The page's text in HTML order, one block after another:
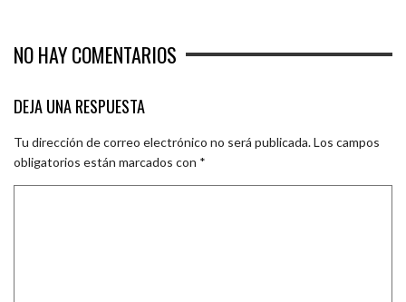
NO HAY COMENTARIOS
DEJA UNA RESPUESTA
Tu dirección de correo electrónico no será publicada.Los campos
obligatorios están marcados con *